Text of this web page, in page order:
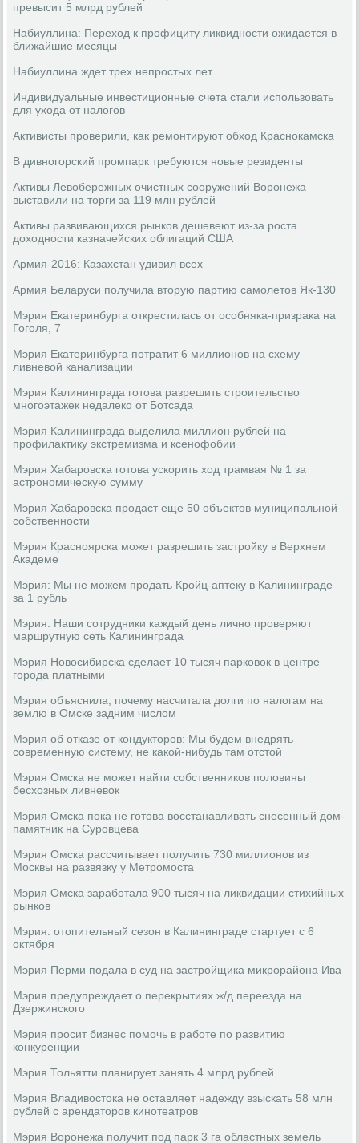
превысит 5 млрд рублей
Набиуллина: Переход к профициту ликвидности ожидается в
ближайшие месяцы
Набиуллина ждет трех непростых лет
Индивидуальные инвестиционные счета стали использовать
для ухода от налогов
Активисты проверили, как ремонтируют обход Краснокамска
В дивногорский промпарк требуются новые резиденты
Активы Левобережных очистных сооружений Воронежа
выставили на торги за 119 млн рублей
Активы развивающихся рынков дешевеют из-за роста
доходности казначейских облигаций США
Армия-2016: Казахстан удивил всех
Армия Беларуси получила вторую партию самолетов Як-130
Мэрия Екатеринбурга открестилась от особняка-призрака на
Гоголя, 7
Мэрия Екатеринбурга потратит 6 миллионов на схему
ливневой канализации
Мэрия Калининграда готова разрешить строительство
многоэтажек недалеко от Ботсада
Мэрия Калининграда выделила миллион рублей на
профилактику экстремизма и ксенофобии
Мэрия Хабаровска готова ускорить ход трамвая № 1 за
астрономическую сумму
Мэрия Хабаровска продаст еще 50 объектов муниципальной
собственности
Мэрия Красноярска может разрешить застройку в Верхнем
Академе
Мэрия: Мы не можем продать Кройц-аптеку в Калининграде
за 1 рубль
Мэрия: Наши сотрудники каждый день лично проверяют
маршрутную сеть Калининграда
Мэрия Новосибирска сделает 10 тысяч парковок в центре
города платными
Мэрия объяснила, почему насчитала долги по налогам на
землю в Омске задним числом
Мэрия об отказе от кондукторов: Мы будем внедрять
современную систему, не какой-нибудь там отстой
Мэрия Омска не может найти собственников половины
бесхозных ливневок
Мэрия Омска пока не готова восстанавливать снесенный дом-
памятник на Суровцева
Мэрия Омска рассчитывает получить 730 миллионов из
Москвы на развязку у Метромоста
Мэрия Омска заработала 900 тысяч на ликвидации стихийных
рынков
Мэрия: отопительный сезон в Калининграде стартует с 6
октября
Мэрия Перми подала в суд на застройщика микрорайона Ива
Мэрия предупреждает о перекрытиях ж/д переезда на
Дзержинского
Мэрия просит бизнес помочь в работе по развитию
конкуренции
Мэрия Тольятти планирует занять 4 млрд рублей
Мэрия Владивостока не оставляет надежду взыскать 58 млн
рублей с арендаторов кинотеатров
Мэрия Воронежа получит под парк 3 га областных земель